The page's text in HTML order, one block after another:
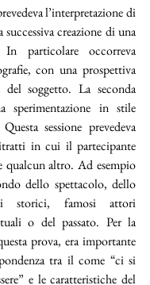
l’interpretazione di
successiva creazione di una
In particolare occorreva
con una prospettiva
soggetto. La seconda
sperimentazione in stile
sessione prevedeva
in cui il partecipante
qualcun altro. Ad esempio
dello spettacolo, dello
storici, famosi attori
o del passato. Per la
prova, era importante
tra il come “ci si
e le caratteristiche del